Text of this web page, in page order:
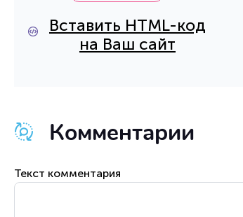
Вставить HTML-код
на Ваш сайт
Комментарии
Текст комментария